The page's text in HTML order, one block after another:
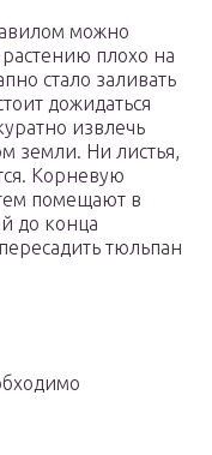
можно
плохо на
стало заливать
дожидаться
извлечь
земли. Ни листья,
Корневую
помещают в
до конца
тюльпан